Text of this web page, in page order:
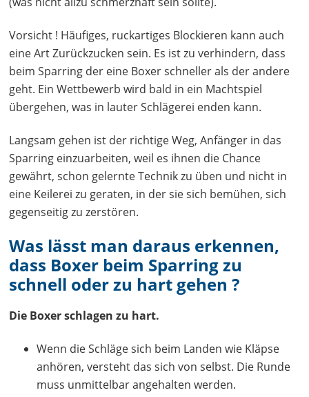
Vorsicht ! Häufiges, ruckartiges Blockieren kann auch
eine Art Zurückzucken sein. Es ist zu verhindern, dass
beim Sparring der eine Boxer schneller als der andere
geht. Ein Wettbewerb wird bald in ein Machtspiel
übergehen, was in lauter Schlägerei enden kann.
Langsam gehen ist der richtige Weg, Anfänger in das
Sparring einzuarbeiten, weil es ihnen die Chance
gewährt, schon gelernte Technik zu üben und nicht in
eine Keilerei zu geraten, in der sie sich bemühen, sich
gegenseitig zu zerstören.
Was lässt man daraus erkennen,
dass Boxer beim Sparring zu
schnell oder zu hart gehen ?
Die Boxer schlagen zu hart.
Wenn die Schläge sich beim Landen wie Kläpse
anhören, versteht das sich von selbst. Die Runde
muss unmittelbar angehalten werden.